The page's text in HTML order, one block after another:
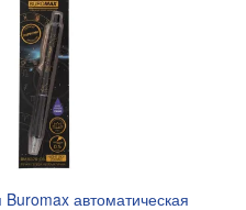
Buromax автоматическая